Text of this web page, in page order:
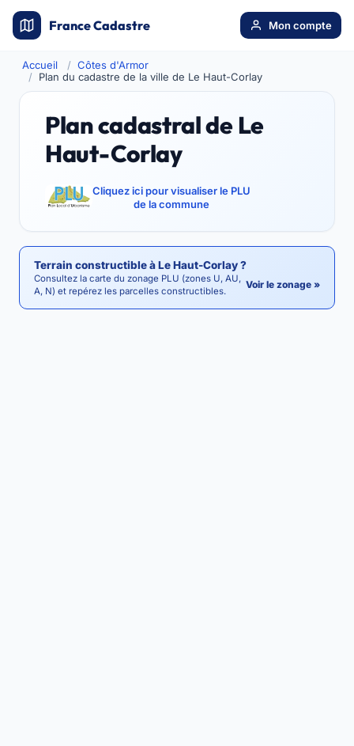
France Cadastre Mon compte
Accueil
Côtes d'Armor
Plan du cadastre de la ville de Le Haut-Corlay
Plan cadastral de Le
Haut-Corlay
Cliquez ici pour visualiser le PLU
de la commune
Terrain constructible à Le Haut-Corlay ?
Consultez la carte du zonage PLU (zones U, AU,
A, N) et repérez les parcelles constructibles.
Voir le zonage »